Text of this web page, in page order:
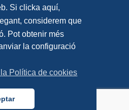
Si clicka aquí,
considerem que
Pot obtenir més
la configuració
Política de cookies
Contacta
de privadesa
de cookies